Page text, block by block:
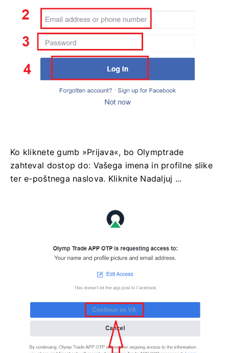
Ko kliknete gumb »Prijava«, bo Olymptrade
zahteval dostop do: Vašega imena in profilne slike
ter e-poštnega naslova. Kliknite Nadaljuj ...